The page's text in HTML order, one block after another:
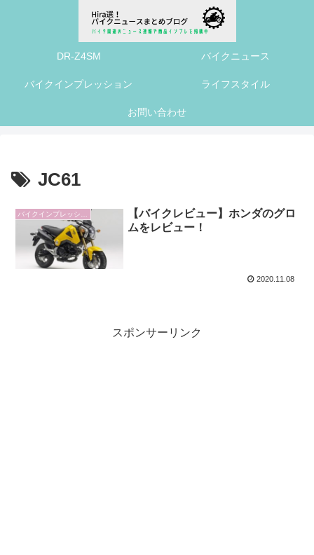
DR-Z4SM バイクニュース
バイクインプレッション ライフスタイル
お問い合わせ
JC61
バイクインプレッション
【バイクレビュー】ホンダのグロ
ムをレビュー！
2020.11.08
スポンサーリンク